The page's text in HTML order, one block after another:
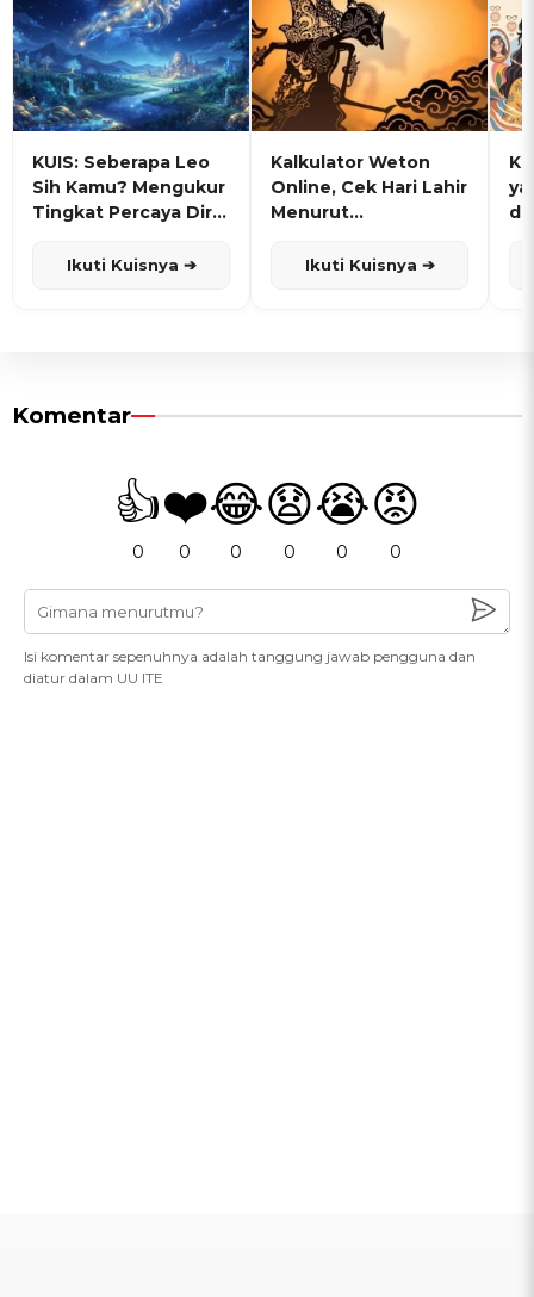
KUIS: Seberapa Leo
Sih Kamu? Mengukur
Tingkat Percaya Diri
Ikuti Kuisnya ➔
Kalkulator Weton
Online, Cek Hari Lahir
Menurut
Ikuti Kuisnya ➔
Komentar
👍
0
❤️
0
😂
0
😧
0
😭
0
😡
0
Isi komentar sepenuhnya adalah tanggung jawab pengguna dan
diatur dalam UU ITE